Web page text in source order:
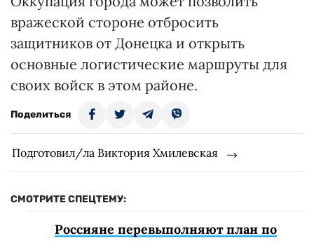
вражеской стороне отбросить
защитников от Донецка и открыть
основные логистические маршруты для
своих войск в этом районе.
Поделиться
Подготовил/ла Виктория Хмилевская
СМОТРИТЕ СПЕЦТЕМУ:
Россияне перевыполняют план по